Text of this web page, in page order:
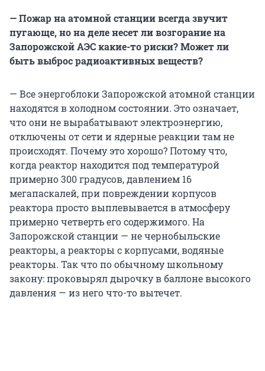
— Пожар на атомной станции всегда звучит
пугающе, но на деле несет ли возгорание на
Запорожской АЭС какие-то риски? Может ли
быть выброс радиоактивных веществ?
— Все энергоблоки Запорожской атомной станции
находятся в холодном состоянии. Это означает,
что они не вырабатывают электроэнергию,
отключены от сети и ядерные реакции там не
происходят. Почему это хорошо? Потому что,
когда реактор находится под температурой
примерно 300 градусов, давлением 16
мегапаскалей, при повреждении корпусов
реактора просто выплевывается в атмосферу
примерно четверть его содержимого. На
Запорожской станции — не чернобыльские
реакторы, а реакторы с корпусами, водяные
реакторы. Так что по обычному школьному
закону: проковырял дырочку в баллоне высокого
давления — из него что-то вытечет.